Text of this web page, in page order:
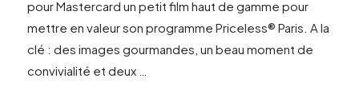
pour Mastercard un petit film haut de gamme pour
mettre en valeur son programme Priceless® Paris. A la
clé : des images gourmandes, un beau moment de
convivialité et deux …